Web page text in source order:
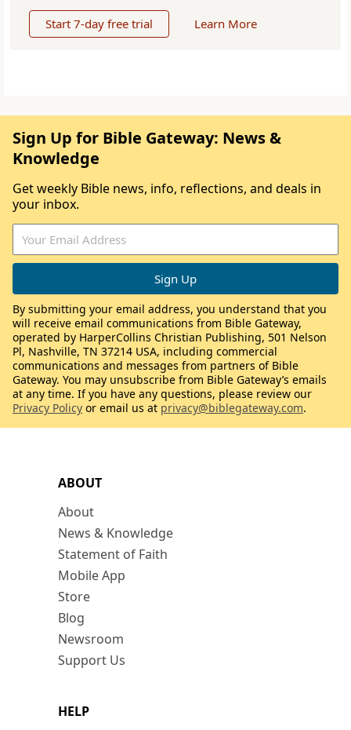
Start 7-day free trial Learn More
ABOUT
About
News & Knowledge
Statement of Faith
Mobile App
Store
Blog
Newsroom
Support Us
HELP
Sign Up for Bible Gateway: News &
Knowledge
Get weekly Bible news, info, reflections, and deals in
your inbox.
By submitting your email address, you understand that you
will receive email communications from Bible Gateway,
operated by HarperCollins Christian Publishing, 501 Nelson
Pl, Nashville, TN 37214 USA, including commercial
communications and messages from partners of Bible
Gateway. You may unsubscribe from Bible Gateway’s emails
at any time. If you have any questions, please review our
Privacy Policy or email us at privacy@biblegateway.com.